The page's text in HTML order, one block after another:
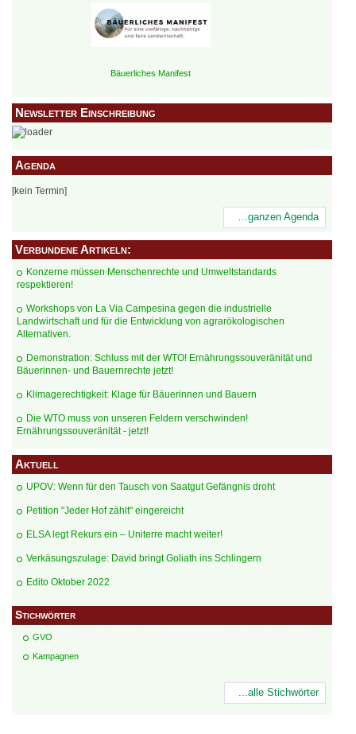
Bäuerliches Manifest
Newsletter Einschreibung
Agenda
[kein Termin]
…ganzen Agenda
Verbundene Artikeln:
Konzerne müssen Menschenrechte und Umweltstandards
respektieren!
Workshops von La Via Campesina gegen die industrielle
Landwirtschaft und für die Entwicklung von agrarökologischen
Alternativen.
Demonstration: Schluss mit der WTO! Ernährungssouveränität und
Bäuerinnen- und Bauernrechte jetzt!
Klimagerechtigkeit: Klage für Bäuerinnen und Bauern
Die WTO muss von unseren Feldern verschwinden!
Ernährungssouveränität - jetzt!
Aktuell
UPOV: Wenn für den Tausch von Saatgut Gefängnis droht
Petition "Jeder Hof zählt" eingereicht
ELSA legt Rekurs ein – Uniterre macht weiter!
Verkäsungszulage: David bringt Goliath ins Schlingern
Edito Oktober 2022
Stichwörter
GVO
Kampagnen
...alle Stichwörter